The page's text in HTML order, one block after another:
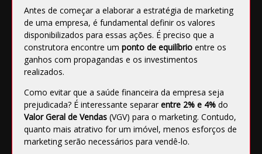
Antes de começar a elaborar a estratégia de marketing
de uma empresa, é fundamental definir os valores
disponibilizados para essas ações. É preciso que a
construtora encontre um ponto de equilíbrio entre os
ganhos com propagandas e os investimentos
realizados.
Como evitar que a saúde financeira da empresa seja
prejudicada? É interessante separar entre 2% e 4% do
Valor Geral de Vendas (VGV) para o marketing. Contudo,
quanto mais atrativo for um imóvel, menos esforços de
marketing serão necessários para vendê-lo.